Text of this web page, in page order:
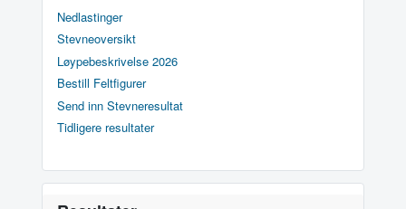
Nedlastinger
Stevneoversikt
Løypebeskrivelse 2026
Bestill Feltfigurer
Send inn Stevneresultat
Tidligere resultater